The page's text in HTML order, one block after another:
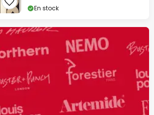
En stock